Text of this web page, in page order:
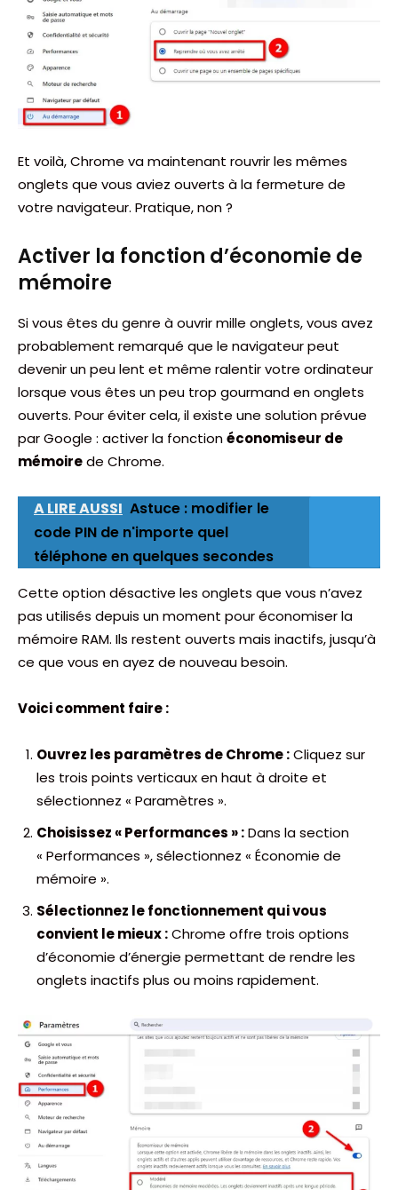
Et voilà, Chrome va maintenant rouvrir les mêmes
onglets que vous aviez ouverts à la fermeture de
votre navigateur. Pratique, non ?
Activer la fonction d’économie de
mémoire
Si vous êtes du genre à ouvrir mille onglets, vous avez
probablement remarqué que le navigateur peut
devenir un peu lent et même ralentir votre ordinateur
lorsque vous êtes un peu trop gourmand en onglets
ouverts. Pour éviter cela, il existe une solution prévue
par Google : activer la fonctionéconomiseur de
mémoirede Chrome.
A LIRE AUSSI Astuce : modifier le
code PIN de n'importe quel
téléphone en quelques secondes
Cette option désactive les onglets que vous n’avez
pas utilisés depuis un moment pour économiser la
mémoire RAM. Ils restent ouverts mais inactifs, jusqu’à
ce que vous en ayez de nouveau besoin.
Voici comment faire :
Ouvrez les paramètres de Chrome :Cliquez sur
les trois points verticaux en haut à droite et
sélectionnez « Paramètres ».
Choisissez « Performances » :Dans la section
« Performances », sélectionnez « Économie de
mémoire ».
Sélectionnez le fonctionnement qui vous
convient le mieux :Chrome offre trois options
d’économie d’énergie permettant de rendre les
onglets inactifs plus ou moins rapidement.